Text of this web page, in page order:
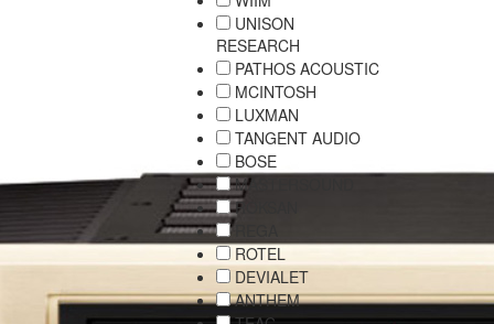
UNISON
RESEARCH
PATHOS ACOUSTIC
MCINTOSH
LUXMAN
TANGENT AUDIO
BOSE
MASTERSOUND
ROKSAN
REGA
ROTEL
DEVIALET
ANTHEM